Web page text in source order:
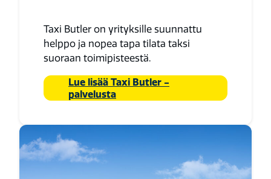
Taxi Butler on yrityksille suunnattu
helppo ja nopea tapa tilata taksi
suoraan toimipisteestä.
Lue lisää Taxi Butler -
palvelusta